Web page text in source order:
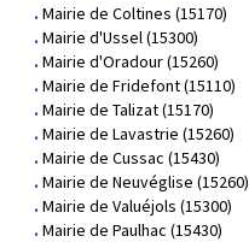
Mairie de Coltines (15170)
Mairie d'Ussel (15300)
Mairie d'Oradour (15260)
Mairie de Fridefont (15110)
Mairie de Talizat (15170)
Mairie de Lavastrie (15260)
Mairie de Cussac (15430)
Mairie de Neuvéglise (15260)
Mairie de Valuéjols (15300)
Mairie de Paulhac (15430)